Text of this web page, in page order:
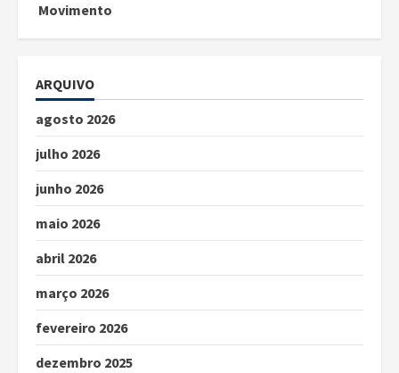
Movimento
ARQUIVO
agosto 2026
julho 2026
junho 2026
maio 2026
abril 2026
março 2026
fevereiro 2026
dezembro 2025